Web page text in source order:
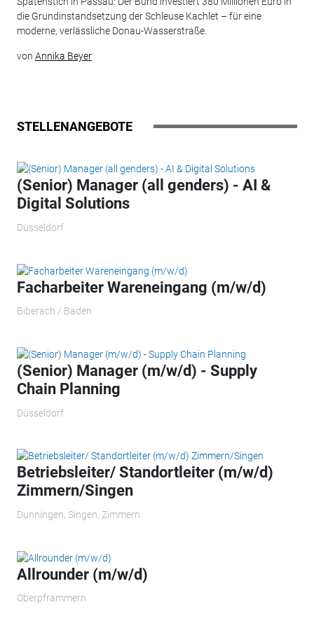
die Grundinstandsetzung der Schleuse Kachlet – für eine
moderne, verlässliche Donau-Wasserstraße.
von Annika Beyer
STELLENANGEBOTE
(Senior) Manager (all genders) - AI &
Digital Solutions
Düsseldorf
Facharbeiter Wareneingang (m/w/d)
Biberach / Baden
(Senior) Manager (m/w/d) - Supply
Chain Planning
Düsseldorf
Betriebsleiter/ Standortleiter (m/w/d)
Zimmern/Singen
Dunningen, Singen, Zimmern
Allrounder (m/w/d)
Oberpframmern